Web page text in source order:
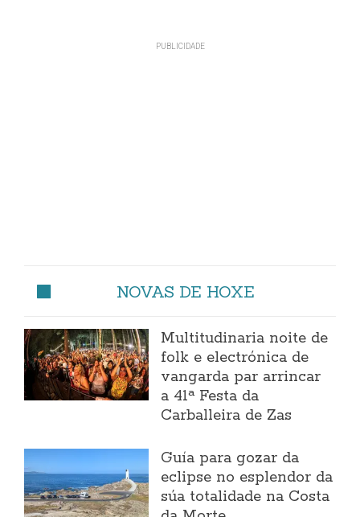
NOVAS DE HOXE
Multitudinaria noite de
folk e electrónica de
vangarda par arrincar
a 41ª Festa da
Carballeira de Zas
Guía para gozar da
eclipse no esplendor da
súa totalidade na Costa